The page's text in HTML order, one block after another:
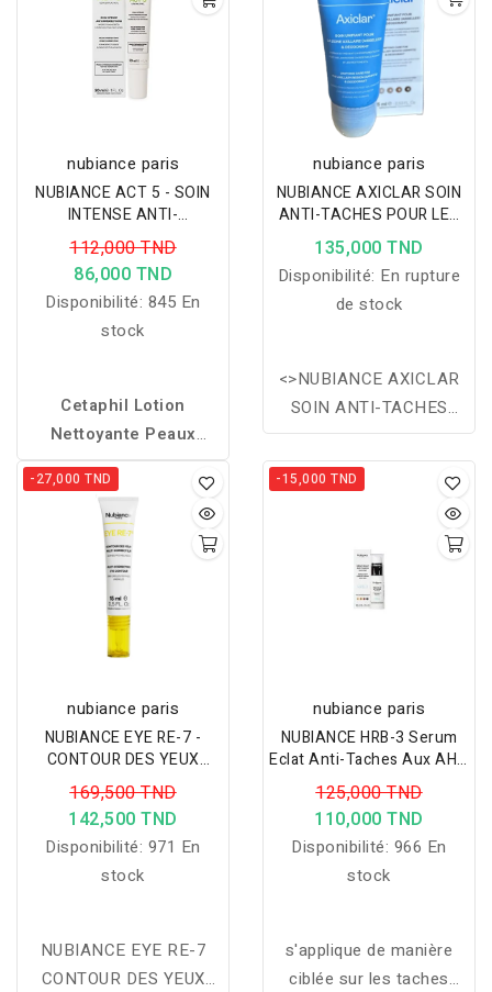
nubiance paris
NUBIANCE ACT 5 - SOIN
INTENSE ANTI-
IMPERFECTIONS 30ML
112,000 TND
86,000 TND
Disponibilité: 845 En
stock
Cetaphil Lotion
Nettoyante Peaux
Grasses 125 mlnettoie
en douceur, élimine
l’excès de sébum et les
impuretés tout en
respectant la barrière
cutanée.
nubiance paris
NUBIANCE AXICLAR SOIN
ANTI-TACHES POUR LES
AISSELLES & DEODORANT
75ML
135,000 TND
Disponibilité: En rupture
de stock
<>NUBIANCE AXICLAR
SOIN ANTI-TACHES
POUR LES AISSELLES &
DEODORANT 75ML
-27,000 TND
nubiance paris
NUBIANCE EYE RE-7 -
CONTOUR DES YEUX
MULTI CORRECTEUR 15ML
169,500 TND
142,500 TND
Disponibilité: 971 En
stock
NUBIANCE EYE RE-7
CONTOUR DES YEUX
-15,000 TND
nubiance paris
NUBIANCE HRB-3 Serum
Eclat Anti-Taches Aux AHA
30ML
125,000 TND
110,000 TND
Disponibilité: 966 En
stock
s'applique de manière
ciblée sur les taches